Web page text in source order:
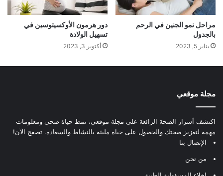
مراحل نمو الجنين في الرحم
بالجدول
يناير 5, 2023
دور هرمون الأوكسيتوسين في
تسهيل الولادة
أكتوبر 3, 2023
مجلة موقعي
اكتشف أسرار الصحة الرائعة على مجلة موقعي، نمط حياة صحي ومعلومات
مهمة لتعزيز صحتك والحصول على حياة مليئة بالنشاط والسعادة. تصفح الآن!
الإتصال بنا
من نحن